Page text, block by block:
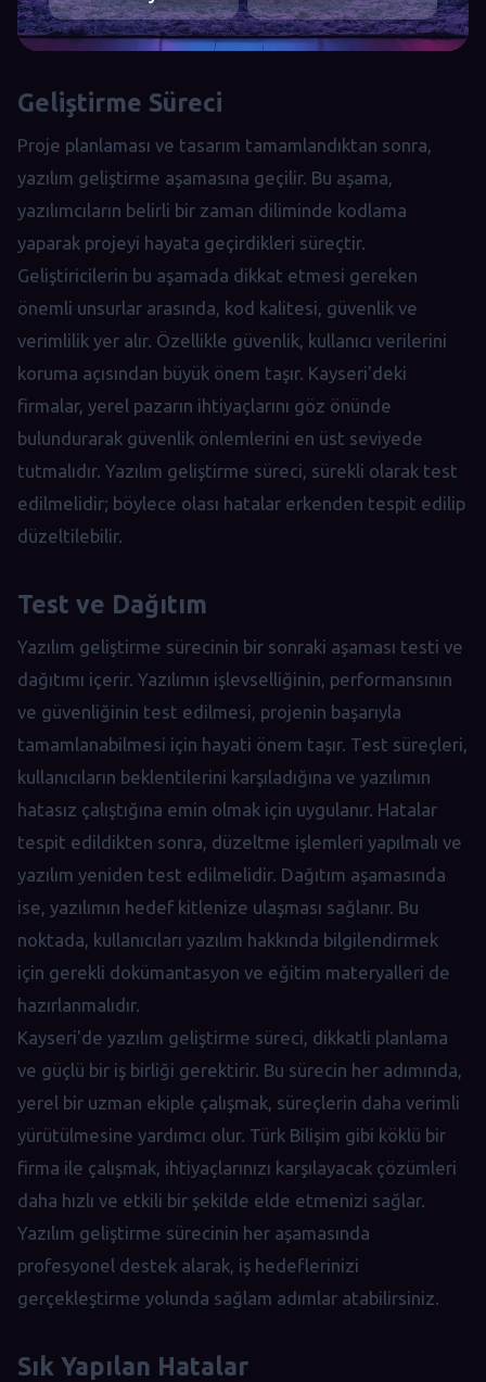
Geliştirme Süreci
Proje planlaması ve tasarım tamamlandıktan sonra,
yazılım geliştirme aşamasına geçilir. Bu aşama,
yazılımcıların belirli bir zaman diliminde kodlama
yaparak projeyi hayata geçirdikleri süreçtir.
Geliştiricilerin bu aşamada dikkat etmesi gereken
önemli unsurlar arasında, kod kalitesi, güvenlik ve
verimlilik yer alır. Özellikle güvenlik, kullanıcı verilerini
koruma açısından büyük önem taşır. Kayseri'deki
firmalar, yerel pazarın ihtiyaçlarını göz önünde
bulundurarak güvenlik önlemlerini en üst seviyede
tutmalıdır. Yazılım geliştirme süreci, sürekli olarak test
edilmelidir; böylece olası hatalar erkenden tespit edilip
düzeltilebilir.
Test ve Dağıtım
Yazılım geliştirme sürecinin bir sonraki aşaması testi ve
dağıtımı içerir. Yazılımın işlevselliğinin, performansının
ve güvenliğinin test edilmesi, projenin başarıyla
tamamlanabilmesi için hayati önem taşır. Test süreçleri,
kullanıcıların beklentilerini karşıladığına ve yazılımın
hatasız çalıştığına emin olmak için uygulanır. Hatalar
tespit edildikten sonra, düzeltme işlemleri yapılmalı ve
yazılım yeniden test edilmelidir. Dağıtım aşamasında
ise, yazılımın hedef kitlenize ulaşması sağlanır. Bu
noktada, kullanıcıları yazılım hakkında bilgilendirmek
için gerekli dokümantasyon ve eğitim materyalleri de
hazırlanmalıdır.
Kayseri'de yazılım geliştirme süreci, dikkatli planlama
ve güçlü bir iş birliği gerektirir. Bu sürecin her adımında,
yerel bir uzman ekiple çalışmak, süreçlerin daha verimli
yürütülmesine yardımcı olur. Türk Bilişim gibi köklü bir
firma ile çalışmak, ihtiyaçlarınızı karşılayacak çözümleri
daha hızlı ve etkili bir şekilde elde etmenizi sağlar.
Yazılım geliştirme sürecinin her aşamasında
profesyonel destek alarak, iş hedeflerinizi
gerçekleştirme yolunda sağlam adımlar atabilirsiniz.
Sık Yapılan Hatalar